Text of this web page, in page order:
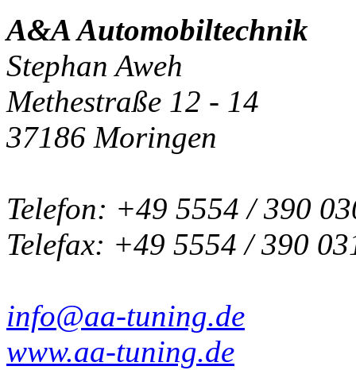
A&A Automobiltechnik
Stephan Aweh
Methestraße 12 - 14
37186 Moringen
Telefon: +49 5554 / 390
Telefax: +49 5554 / 390
info@aa-tuning.de
www.aa-tuning.de